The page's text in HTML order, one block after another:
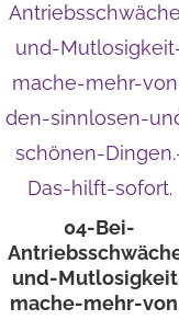
04-Bei-
und-
mache-mehr-